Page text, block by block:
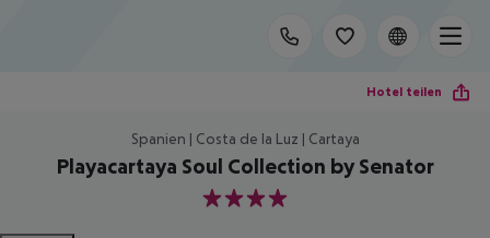
Hotel teilen
Spanien | Costa de la Luz | Cartaya
Playacartaya Soul Collection by Senator
4